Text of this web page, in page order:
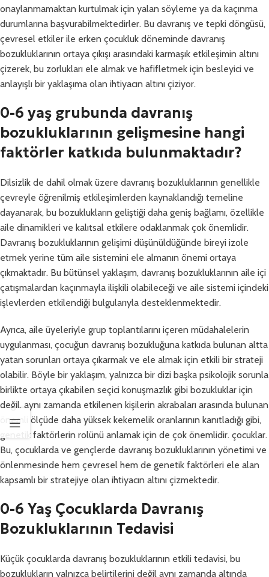
onaylanmamaktan kurtulmak için yalan söyleme ya da kaçınma
durumlarına başvurabilmektedirler. Bu davranış ve tepki döngüsü,
çevresel etkiler ile erken çocukluk döneminde davranış
bozukluklarının ortaya çıkışı arasındaki karmaşık etkileşimin altını
çizerek, bu zorlukları ele almak ve hafifletmek için besleyici ve
anlayışlı bir yaklaşıma olan ihtiyacın altını çiziyor.
0-6 yaş grubunda davranış
bozukluklarının gelişmesine hangi
faktörler katkıda bulunmaktadır?
Dilsizlik de dahil olmak üzere davranış bozukluklarının genellikle
çevreyle öğrenilmiş etkileşimlerden kaynaklandığı temeline
dayanarak, bu bozuklukların geliştiği daha geniş bağlamı, özellikle
aile dinamikleri ve kalıtsal etkilere odaklanmak çok önemlidir.
Davranış bozukluklarının gelişimi düşünüldüğünde bireyi izole
etmek yerine tüm aile sistemini ele almanın önemi ortaya
çıkmaktadır. Bu bütünsel yaklaşım, davranış bozukluklarının aile içi
çatışmalardan kaçınmayla ilişkili olabileceği ve aile sistemi içindeki
işlevlerden etkilendiği bulgularıyla desteklenmektedir.
Ayrıca, aile üyeleriyle grup toplantılarını içeren müdahalelerin
uygulanması, çocuğun davranış bozukluğuna katkıda bulunan altta
yatan sorunları ortaya çıkarmak ve ele almak için etkili bir strateji
olabilir. Böyle bir yaklaşım, yalnızca bir dizi başka psikolojik sorunla
birlikte ortaya çıkabilen seçici konuşmazlık gibi bozukluklar için
değil, aynı zamanda etkilenen kişilerin akrabaları arasında bulunan
önemli ölçüde daha yüksek kekemelik oranlarının kanıtladığı gibi,
genetik faktörlerin rolünü anlamak için de çok önemlidir. çocuklar.
Bu, çocuklarda ve gençlerde davranış bozukluklarının yönetimi ve
önlenmesinde hem çevresel hem de genetik faktörleri ele alan
kapsamlı bir stratejiye olan ihtiyacın altını çizmektedir.
0-6 Yaş Çocuklarda Davranış
Bozukluklarının Tedavisi
Küçük çocuklarda davranış bozukluklarının etkili tedavisi, bu
bozuklukların yalnızca belirtilerini değil aynı zamanda altında